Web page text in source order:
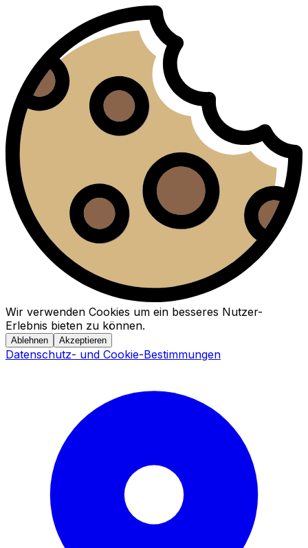
Wir verwenden Cookies um ein besseres Nutzer-
Erlebnis bieten zu können.
Ablehnen Akzeptieren
Datenschutz- und Cookie-Bestimmungen